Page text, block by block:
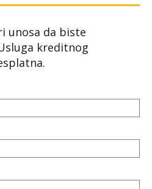
unosa da biste
kreditnog